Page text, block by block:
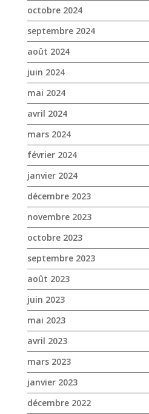
avril 2024
mars 2024
février 2024
janvier 2024
décembre 2023
novembre 2023
octobre 2023
septembre 2023
août 2023
juin 2023
mai 2023
avril 2023
mars 2023
janvier 2023
décembre 2022
novembre 2022
octobre 2022
septembre 2022
août 2022
juillet 2022